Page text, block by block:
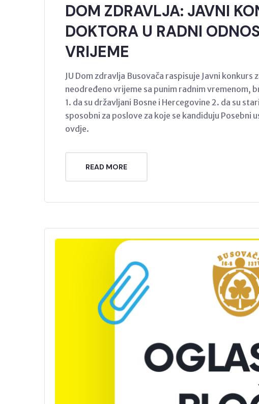
DOM ZDRAVLJA: JAVNI
DOKTORA U RADNI
VRIJEME
JU Dom zdravlja Busovača raspisuje Javni konkurs
neodređeno vrijeme sa punim radnim
1. da su državljani Bosne i Hercegovine 2. da su
sposobni za poslove za koje se kandiduju Posebni
ovdje.
READ MORE